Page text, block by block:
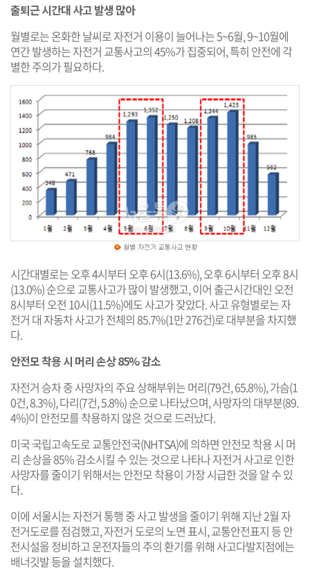
출퇴근 시간대 사고 발생 많아
월별로는 온화한 날씨로 자전거 이용이 늘어나는 5~6월, 9~10월에
연간 발생하는 자전거 교통사고의 45%가 집중되어, 특히 안전에 각
별한 주의가 필요하다.
시간대별로는 오후 4시부터 오후 6시(13.6%), 오후 6시부터 오후 8시
(13.0%) 순으로 교통사고가 많이 발생했고, 이어 출근시간대인 오전
8시부터 오전 10시(11.5%)에도 사고가 잦았다. 사고 유형별로는 자
전거 대 자동차 사고가 전체의 85.7%(1만 276건)로 대부분을 차지했
다.
안전모 착용 시 머리 손상 85% 감소
자전거 승차 중 사망자의 주요 상해부위는 머리(79건, 65.8%), 가슴(1
0건, 8.3%), 다리(7건, 5.8%) 순으로 나타났으며, 사망자의 대부분(89.
4%)이 안전모를 착용하지 않은 것으로 드러났다.
미국 국립고속도로 교통안전국(NHTSA)에 의하면 안전모 착용 시 머
리 손상을 85% 감소시킬 수 있는 것으로 나타나 자전거 사고로 인한
사망자를 줄이기 위해서는 안전모 착용이 가장 시급한 것을 알 수 있
다.
이에 서울시는 자전거 통행 중 사고 발생을 줄이기 위해 지난 2월 자
전거도로를 점검했고, 자전거 도로의 노면 표시, 교통안전표지 등 안
전시설을 정비하고 운전자들의 주의 환기를 위해 사고다발지점에는
배너깃발 등을 설치했다.